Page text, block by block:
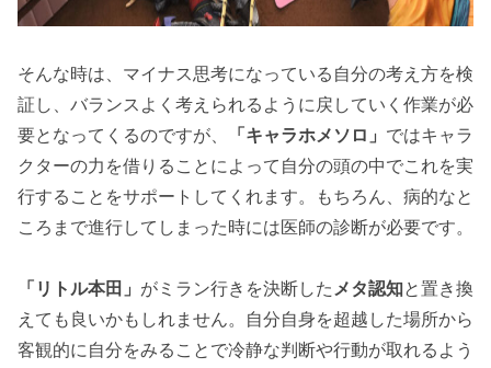
そんな時は、マイナス思考になっている自分の考え方を検
証し、バランスよく考えられるように戻していく作業が必
要となってくるのですが、
「キャラホメソロ」 ではキャラ
クターの力を借りることによって自分の頭の中でこれを実
行することをサポートしてくれます。もちろん、病的なと
ころまで進行してしまった時には医師の診断が必要です。
「リトル本田」 がミラン行きを決断したメタ認知と置き換
えても良いかもしれません。自分自身を超越した場所から
客観的に自分をみることで冷静な判断や行動が取れるよう